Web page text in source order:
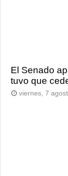
El Senado
tuvo que
viernes, 7